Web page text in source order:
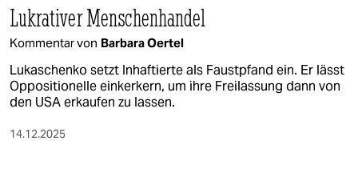
Lukrativer Menschenhandel
Kommentar von Barbara Oertel
Lukaschenko setzt Inhaftierte als Faustpfand ein. Er lässt
Oppositionelle einkerkern, um ihre Freilassung dann von
den USA erkaufen zu lassen.
14.12.2025